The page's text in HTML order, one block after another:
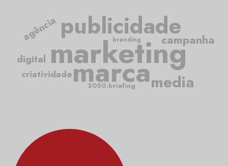
marketing
publicidade
marca
criatividade
campanha
media
agência
digital
2050.briefing
branding